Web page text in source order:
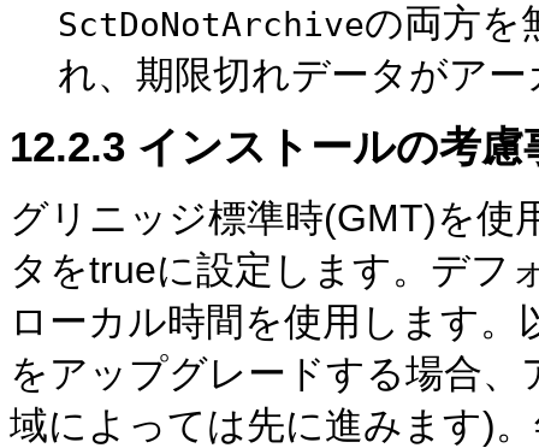
SctDoNotArchiveの両方を
れ、期限切れデータがア
12.2.3 インストールの考慮
グリニッジ標準時(GMT)を使
タをtrueに設定します。デフ
ローカル時間を使用します
をアップグレードする場合
域によっては先に進みます)